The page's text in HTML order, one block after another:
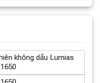
giữ nhiệt độ bên
nấu nướng và điều
không dầu Lumias